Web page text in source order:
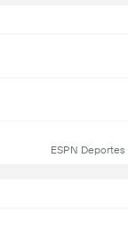
ESPN